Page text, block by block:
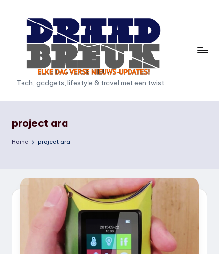
D
r
d
r
Tech, gadgets, lifestyle & travel met een twist
project ara
Home project ara